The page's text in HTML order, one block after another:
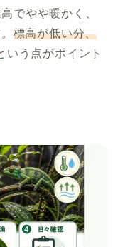
でやや暖かく、
標高が低い分、
いう点がポイント